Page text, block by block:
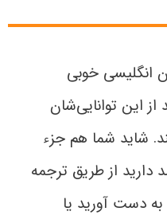
انگلیسی خوبی
از این توانایی‌شان
شاید شما هم جزء
دارید از طریق ترجمه
دست آورید یا